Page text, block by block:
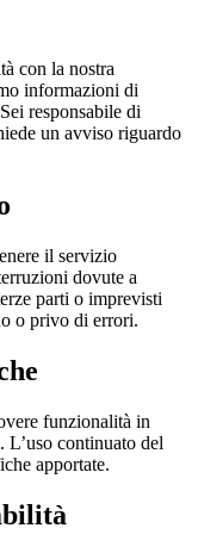
con la nostra
informazioni di
responsabile di
un avviso riguardo
il servizio
dovute a
parti o imprevisti
o privo di errori.
funzionalità in
continuato del
apportate.